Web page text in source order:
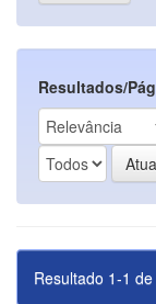
Resultados/
Resultado 1-1 de